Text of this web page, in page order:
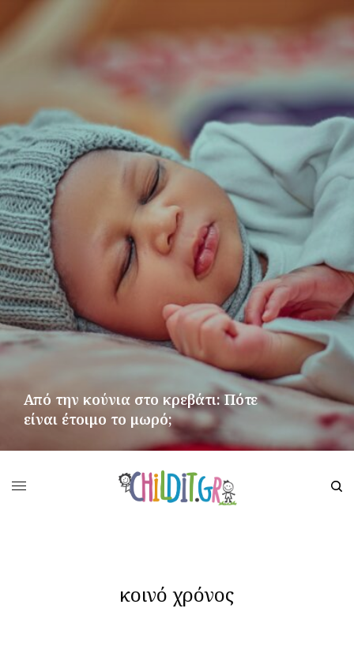
Από την κούνια στο κρεβάτι: Πότε
είναι έτοιμο το μωρό;
κοινό χρόνος